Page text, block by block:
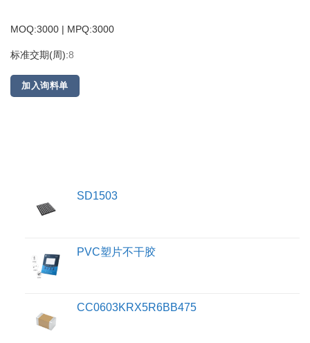
MOQ:3000 | MPQ:3000
标准交期(周):8
加入询料单
SD1503
PVC塑片不干胶
CC0603KRX5R6BB475